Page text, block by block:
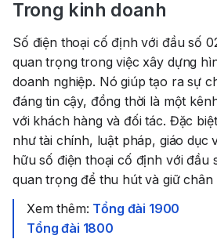
Trong kinh doanh
Số điện thoại cố định với đầu số
quan trọng trong việc xây dựng
doanh nghiệp. Nó giúp tạo ra sự
đáng tin cậy, đồng thời là một
với khách hàng và đối tác. Đặc
như tài chính, luật pháp, giáo dục
hữu số điện thoại cố định với đầu
quan trọng để thu hút và giữ chân
Xem thêm: Tổng đài 1900
Tổng đài 1800